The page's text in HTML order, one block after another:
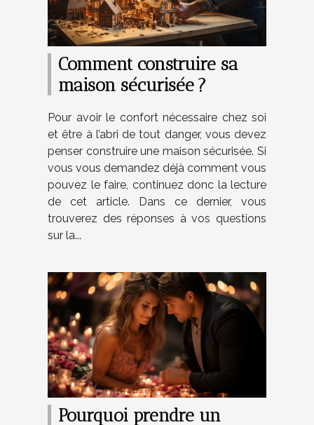
Comment construire sa
maison sécurisée ?
Pour avoir le confort nécessaire chez soi
et être à l’abri de tout danger, vous devez
penser construire une maison sécurisée. Si
vous vous demandez déjà comment vous
pouvez le faire, continuez donc la lecture
de cet article. Dans ce dernier, vous
trouverez des réponses à vos questions
sur la...
Pourquoi prendre un